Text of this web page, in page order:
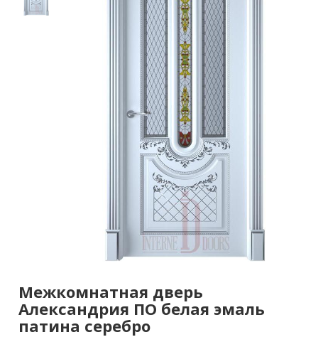
Межкомнатная дверь
Александрия ПО белая эмаль
патина серебро